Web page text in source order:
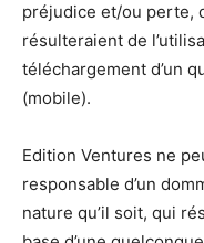
préjudice et/ou perte,
résulteraient de
téléchargement d’un
(mobile).
Edition Ventures ne
responsable d’un
nature qu’il soit, qui